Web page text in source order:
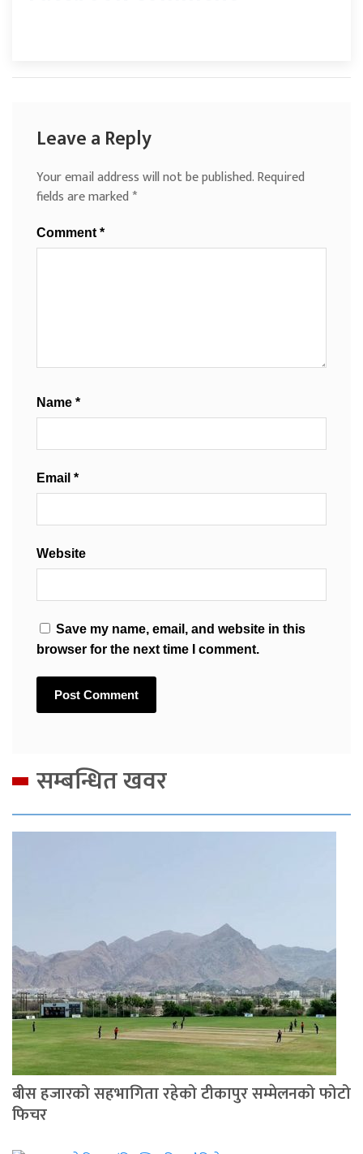
Leave a Reply
Your email address will not be published.Required
fields are marked*
Comment *
Name *
Email *
Website
Save my name, email, and website in this
browser for the next time I comment.
सम्बन्धित खवर
बीस हजारको सहभागिता रहेको टीकापुर सम्मेलनको फोटो
फिचर